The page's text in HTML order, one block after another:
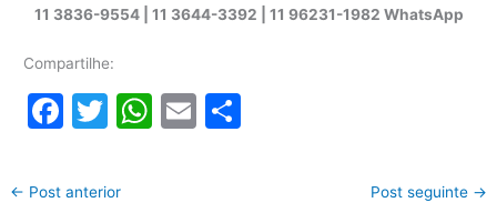
11 3836-9554 | 11 3644-3392 | 11 96231-1982 WhatsApp
Compartilhe:
F
c
T
itt
W E
← Post anterior Post seguinte →